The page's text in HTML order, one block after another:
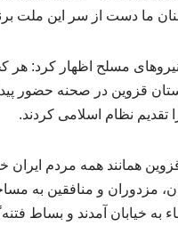
ما دست از سر این ملت
مسلح اظهار کرد: هر
قزوین در صحنه حضور
همانند همه مردم
مزدوران و منافقین به